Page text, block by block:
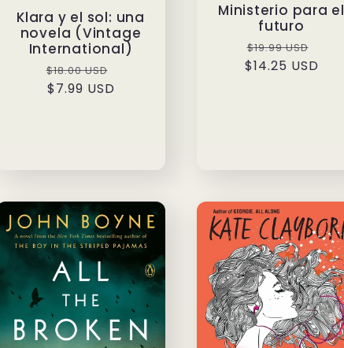
Klara y el sol: una
novela (Vintage
International)
Precio
habitual
$18.00 USD
$7.99 USD
Ministerio para el
futuro
Precio
habitual
$19.99 USD
de
$14.25 USD